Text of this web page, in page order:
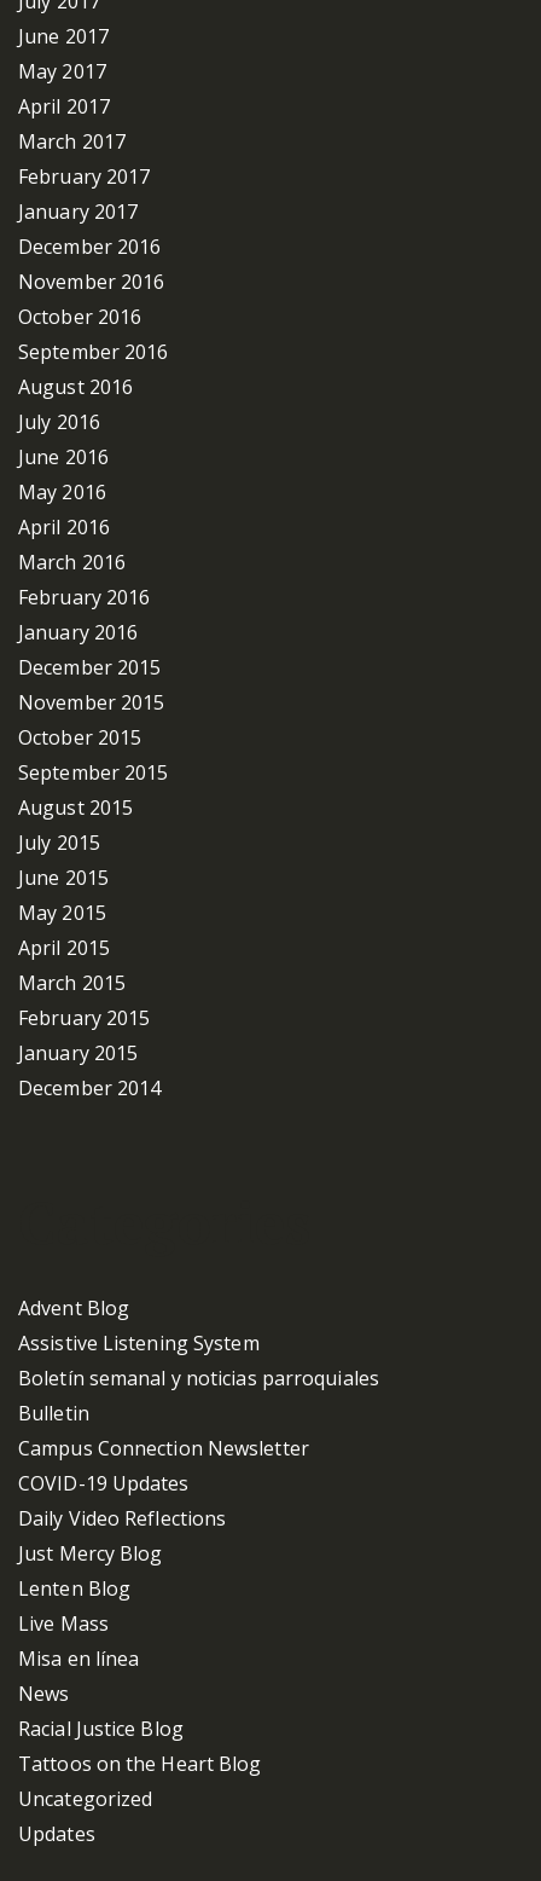
June 2017
May 2017
April 2017
March 2017
February 2017
January 2017
December 2016
November 2016
October 2016
September 2016
August 2016
July 2016
June 2016
May 2016
April 2016
March 2016
February 2016
January 2016
December 2015
November 2015
October 2015
September 2015
August 2015
July 2015
June 2015
May 2015
April 2015
March 2015
February 2015
January 2015
December 2014
Advent Blog
Assistive Listening System
Boletín semanal y noticias parroquiales
Bulletin
Campus Connection Newsletter
COVID-19 Updates
Daily Video Reflections
Just Mercy Blog
Lenten Blog
Live Mass
Misa en línea
News
Racial Justice Blog
Tattoos on the Heart Blog
Uncategorized
Updates